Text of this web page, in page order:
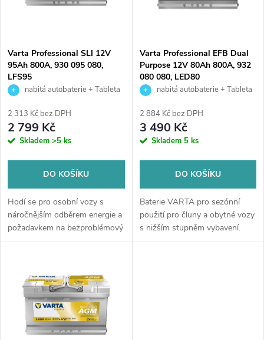
p
r
o
d
u
k
t
s
p
r
o
d
u
k
Varta Professional SLI 12V
95Ah 800A, 930 095 080,
LFS95
nabitá autobaterie + Tableta
výkup staré baterie při doručení
nebo v prodejně Jinočany
2 313 Kč bez DPH
2 799 Kč
Skladem >5 ks
DO KOŠÍKU
Hodí se pro osobní vozy s
náročnějším odběrem energie a
požadavkem na bezproblémový
start (svými parametry se blíží
Varta Professional EFB Dual
Purpose 12V 80Ah 800A, 932
080 080, LED80
nabitá autobaterie + Tableta
výkup staré baterie při doručení
nebo v prodejně Jinočany
2 884 Kč bez DPH
3 490 Kč
Skladem 5 ks
DO KOŠÍKU
Baterie VARTA pro sezónní
použití pro čluny a obytné vozy
s nižším stupněm vybavení.
Dlouhá životnost a